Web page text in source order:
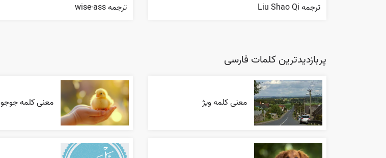
ترجمه Liu Shao Qi ترجمه wise-ass
پربازدیدترین کلمات فارسی
معنی کلمه ویژ معنی کلمه جوجو